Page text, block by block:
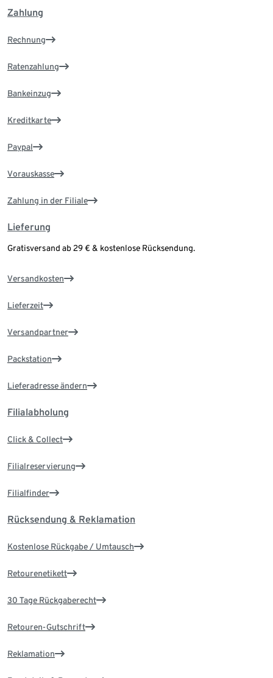
Zahlung
Rechnung
Ratenzahlung
Bankeinzug
Kreditkarte
Paypal
Vorauskasse
Zahlung in der Filiale
Lieferung
Gratisversand ab 29 € & kostenlose Rücksendung.
Versandkosten
Lieferzeit
Versandpartner
Packstation
Lieferadresse ändern
Filialabholung
Click & Collect
Filialreservierung
Filialfinder
Rücksendung & Reklamation
Kostenlose Rückgabe / Umtausch
Retourenetikett
30 Tage Rückgaberecht
Retouren-Gutschrift
Reklamation